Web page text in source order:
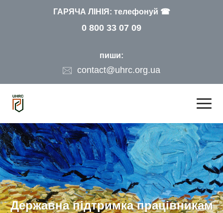
ГАРЯЧА ЛІНІЯ: телефонуй ☎
0 800 33 07 09
пиши:
contact@uhrc.org.ua
Державна підтримка працівникам